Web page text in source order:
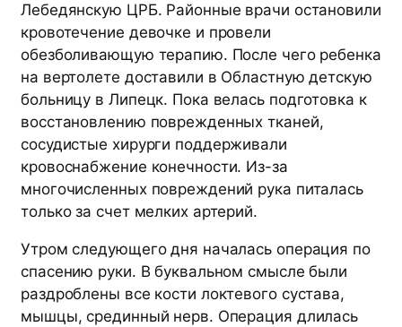
Лебедянскую ЦРБ. Районные врачи остановили
кровотечение девочке и провели
обезболивающую терапию. После чего ребенка
на вертолете доставили в Областную детскую
больницу в Липецк. Пока велась подготовка к
восстановлению поврежденных тканей,
сосудистые хирурги поддерживали
кровоснабжение конечности. Из-за
многочисленных повреждений рука питалась
только за счет мелких артерий.
Утром следующего дня началась операция по
спасению руки. В буквальном смысле были
раздроблены все кости локтевого сустава,
мышцы, срединный нерв. Операция длилась